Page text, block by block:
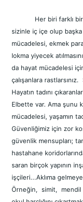
Her biri farklı
sizinle iç içe olup
mücadelesi, ekmek
lokma yiyecek
da hayat mücadelesi
çalışanlara
Hayatın tadını
Elbette var. Ama şunu
mücadelesi, yaşamın
Güvenliğimiz için zor
güvenlik mensupları;
hastahane
saran birçok yapının
işçileri...Aklıma
Örneğin,  simit,